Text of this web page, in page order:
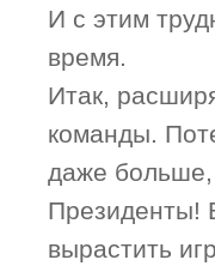
И с этим
время.
Итак,
команды.
даже
Президенты!
вырастить